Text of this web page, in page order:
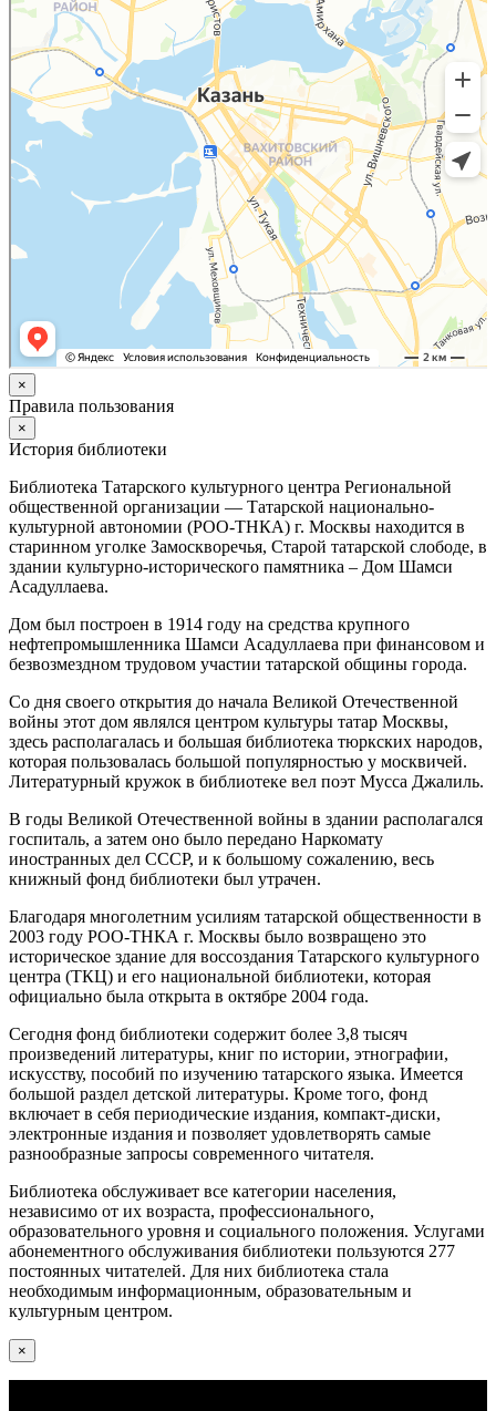
×
Правила пользования
×
История библиотеки
Библиотека Татарского культурного центра Региональной
общественной организации — Татарской национально-
культурной автономии (РОО-ТНКА) г. Москвы находится в
старинном уголке Замоскворечья, Старой татарской слободе, в
здании культурно-исторического памятника – Дом Шамси
Асадуллаева.
Дом был построен в 1914 году на средства крупного
нефтепромышленника Шамси Асадуллаева при финансовом и
безвозмездном трудовом участии татарской общины города.
Со дня своего открытия до начала Великой Отечественной
войны этот дом являлся центром культуры татар Москвы,
здесь располагалась и большая библиотека тюркских народов,
которая пользовалась большой популярностью у москвичей.
Литературный кружок в библиотеке вел поэт Мусса Джалиль.
В годы Великой Отечественной войны в здании располагался
госпиталь, а затем оно было передано Наркомату
иностранных дел СССР, и к большому сожалению, весь
книжный фонд библиотеки был утрачен.
Благодаря многолетним усилиям татарской общественности в
2003 году РОО-ТНКА г. Москвы было возвращено это
историческое здание для воссоздания Татарского культурного
центра (ТКЦ) и его национальной библиотеки, которая
официально была открыта в октябре 2004 года.
Сегодня фонд библиотеки содержит более 3,8 тысяч
произведений литературы, книг по истории, этнографии,
искусству, пособий по изучению татарского языка. Имеется
большой раздел детской литературы. Кроме того, фонд
включает в себя периодические издания, компакт-диски,
электронные издания и позволяет удовлетворять самые
разнообразные запросы современного читателя.
Библиотека обслуживает все категории населения,
независимо от их возраста, профессионального,
образовательного уровня и социального положения. Услугами
абонементного обслуживания библиотеки пользуются 277
постоянных читателей. Для них библиотека стала
необходимым информационным, образовательным и
культурным центром.
×